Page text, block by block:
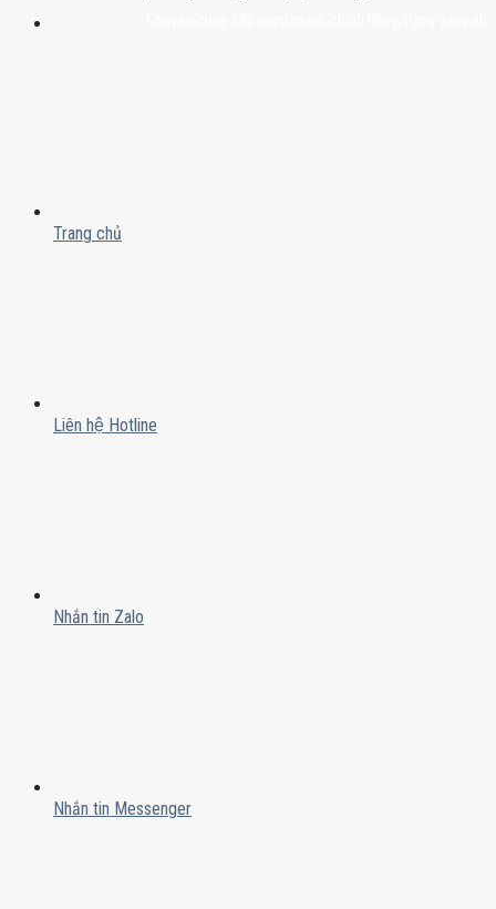
Trang chủ
Liên hệ Hotline
Nhắn tin Zalo
Nhắn tin Messenger